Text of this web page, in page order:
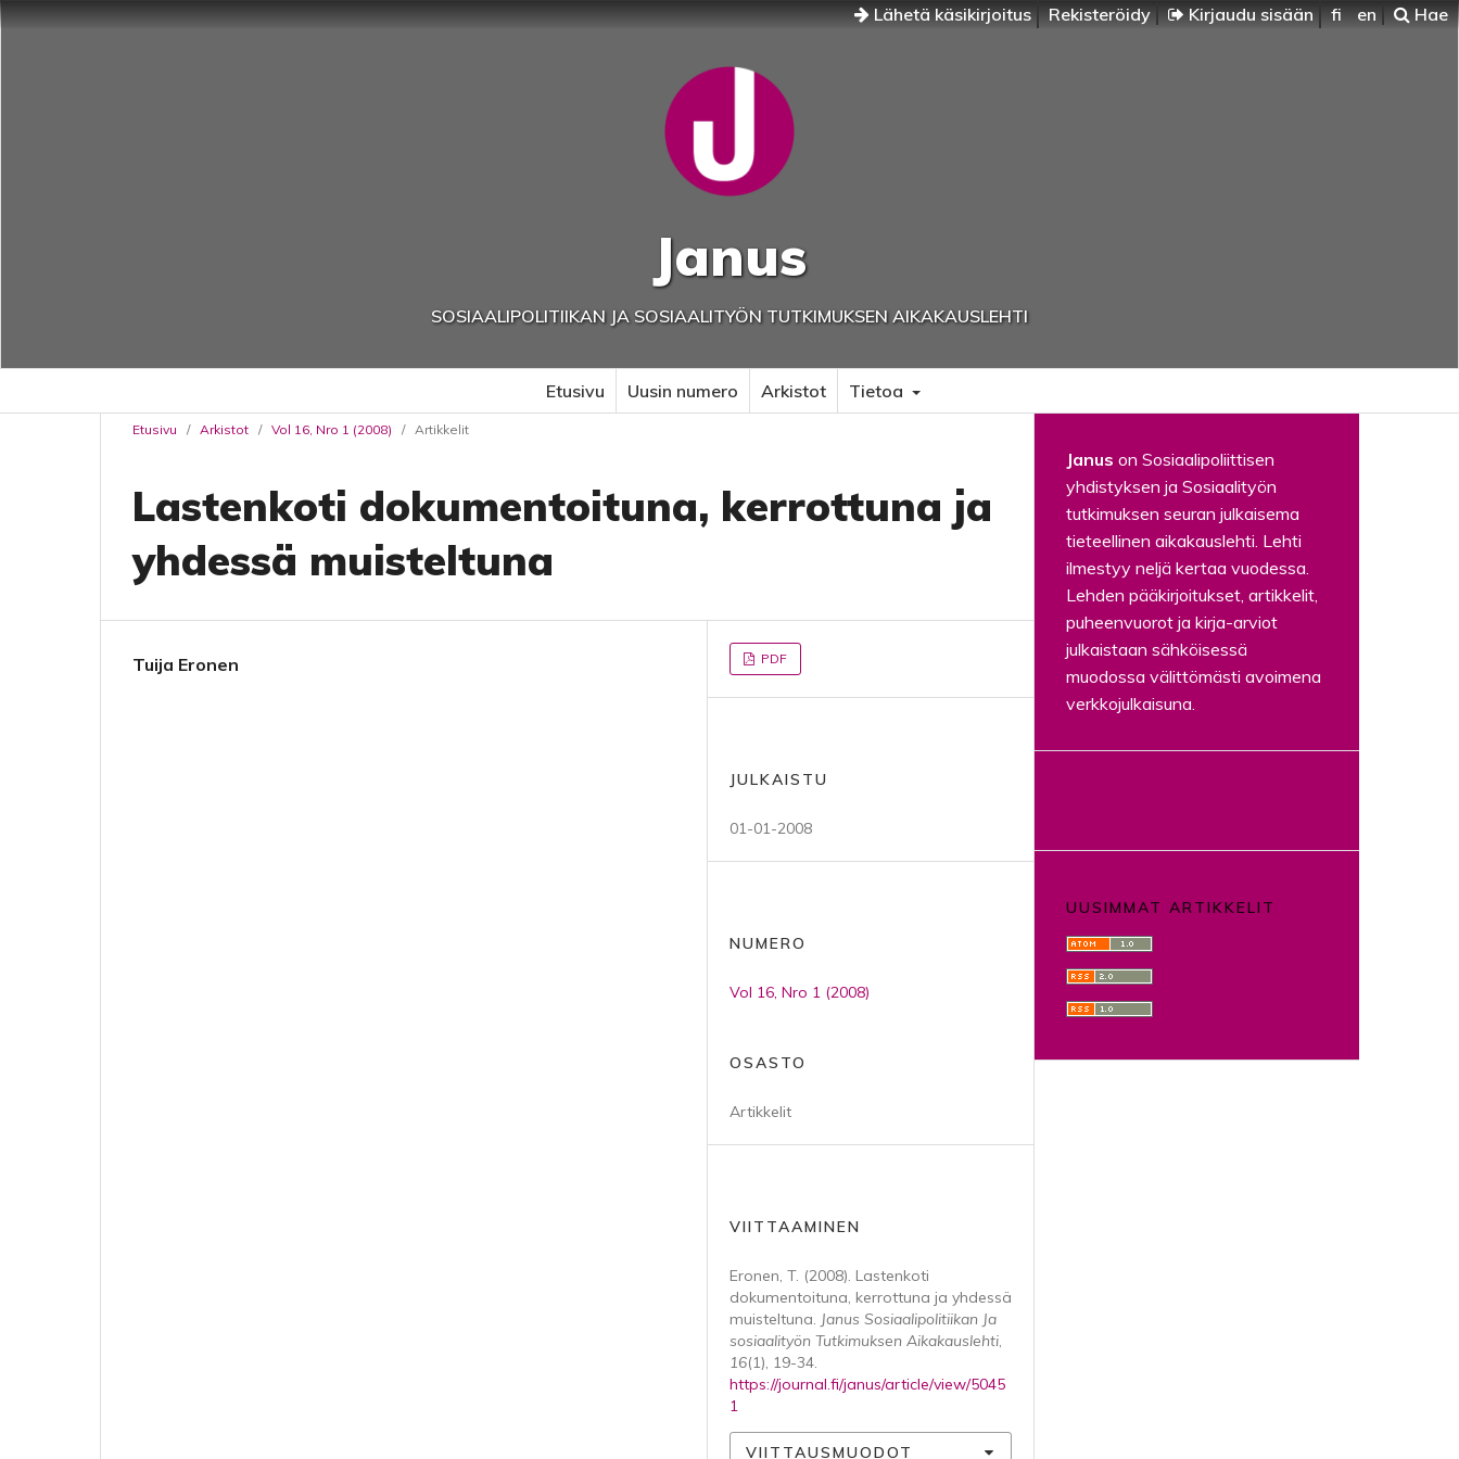
Lähetä käsikirjoitus Rekisteröidy Kirjaudu sisään fi en Hae
Janus
SOSIAALIPOLITIIKAN JA SOSIAALITYÖN TUTKIMUKSEN AIKAKAUSLEHTI
Etusivu Uusin numero Arkistot Tietoa
Etusivu / Arkistot / Vol 16, Nro 1 (2008) / Artikkelit
Lastenkoti dokumentoituna, kerrottuna ja
yhdessä muisteltuna
Tuija Eronen PDF
JULKAISTU
01-01-2008
NUMERO
Vol 16, Nro 1 (2008)
OSASTO
Artikkelit
VIITTAAMINEN
Eronen, T. (2008). Lastenkoti
dokumentoituna, kerrottuna ja yhdessä
muisteltuna. Janus Sosiaalipolitiikan Ja
sosiaalityön Tutkimuksen Aikakauslehti,
16(1), 19-34.
https://journal.fi/janus/article/view/5045
1
VIITTAUSMUODOT
Janus on Sosiaalipoliittisen
yhdistyksen ja Sosiaalityön
tutkimuksen seuran julkaisema
tieteellinen aikakauslehti. Lehti
ilmestyy neljä kertaa vuodessa.
Lehden pääkirjoitukset, artikkelit,
puheenvuorot ja kirja-arviot
julkaistaan sähköisessä
muodossa välittömästi avoimena
verkkojulkaisuna.
UUSIMMAT ARTIKKELIT